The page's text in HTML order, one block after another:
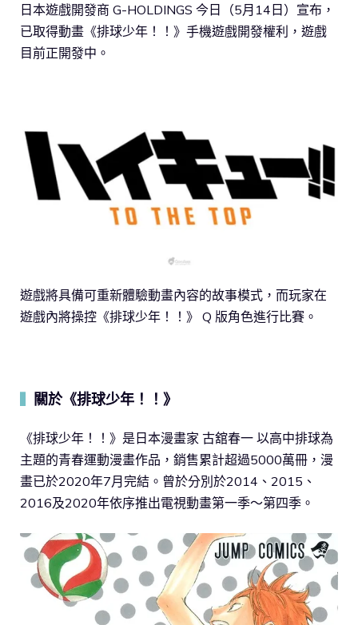
日本遊戲開發商 G-HOLDINGS 今日（5月14日）宣布，
已取得動畫《排球少年！！》手機遊戲開發權利，遊戲
目前正開發中。
遊戲將具備可重新體驗動畫內容的故事模式，而玩家在
遊戲內將操控《排球少年！！》 Q 版角色進行比賽。
關於《排球少年！！》
《排球少年！！》是日本漫畫家 古舘春一 以高中排球為
主題的青春運動漫畫作品，銷售累計超過5000萬冊，漫
畫已於2020年7月完結。曾於分別於2014、2015、
2016及2020年依序推出電視動畫第一季～第四季。